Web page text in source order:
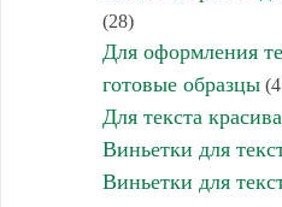
(28)
Для оформления
готовые образцы
Для текста
Виньетки для
Виньетки для